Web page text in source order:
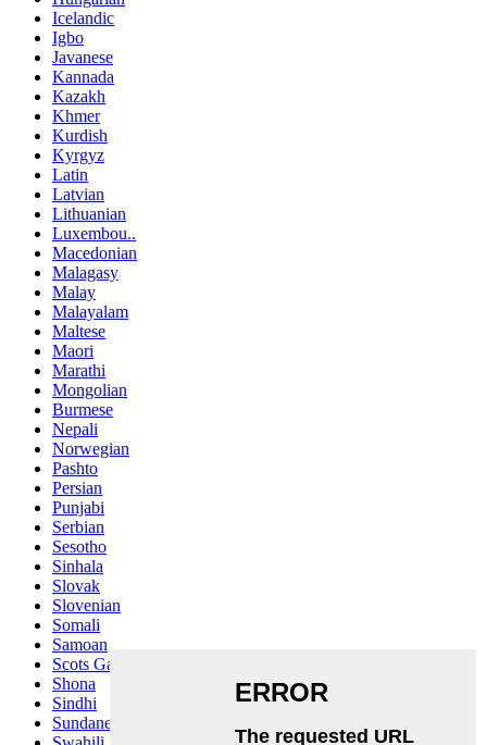
Icelandic
Igbo
Javanese
Kannada
Kazakh
Khmer
Kurdish
Kyrgyz
Latin
Latvian
Lithuanian
Luxembou..
Macedonian
Malagasy
Malay
Malayalam
Maltese
Maori
Marathi
Mongolian
Burmese
Nepali
Norwegian
Pashto
Persian
Punjabi
Serbian
Sesotho
Sinhala
Slovak
Slovenian
Somali
Samoan
Scots Gaelic
Shona
Sindhi
Sundanese